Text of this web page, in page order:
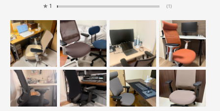
★ 1 (1)